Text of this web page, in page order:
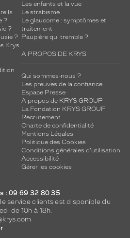
?
?
?
Krys
Les enfants et la vue
Le strabisme
Le glaucome : symptômes et
traitement
Paupière qui tremble ?
A PROPOS DE KRYS
Qui sommes-nous ?
Les preuves de la confiance
Espace Presse
A propos de KRYS GROUP
La Fondation KRYS GROUP
Recrutement
Charte de confidentialité
Mentions Légales
Politique des Cookies
Conditions générales d'utilisation
Accessibilité
Gérer les cookies
: 09 69 32 80 35
service clients est disponible du
de 10h à 18h.